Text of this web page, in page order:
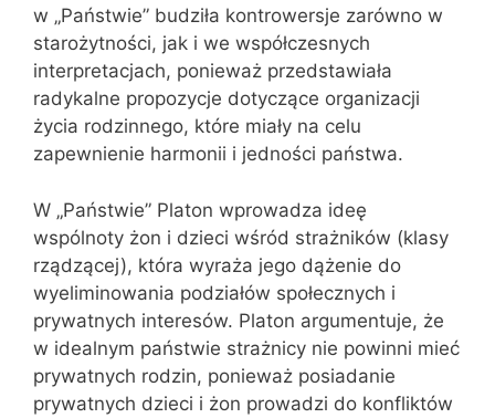
w „Państwie” budziła kontrowersje zarówno w
starożytności, jak i we współczesnych
interpretacjach, ponieważ przedstawiała
radykalne propozycje dotyczące organizacji
życia rodzinnego, które miały na celu
zapewnienie harmonii i jedności państwa.
W „Państwie” Platon wprowadza ideę
wspólnoty żon i dzieci wśród strażników (klasy
rządzącej), która wyraża jego dążenie do
wyeliminowania podziałów społecznych i
prywatnych interesów. Platon argumentuje, że
w idealnym państwie strażnicy nie powinni mieć
prywatnych rodzin, ponieważ posiadanie
prywatnych dzieci i żon prowadzi do konfliktów